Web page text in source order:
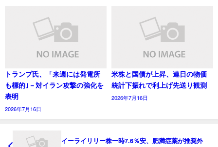
トランプ氏、「来週には発電所
も標的｣－対イラン攻撃の強化を
表明
2026年7月16日
米株と国債が上昇、連日の物価
統計下振れで利上げ先送り観測
2026年7月16日
イーライリリー株一時7.6％安、肥満症薬が推奨外